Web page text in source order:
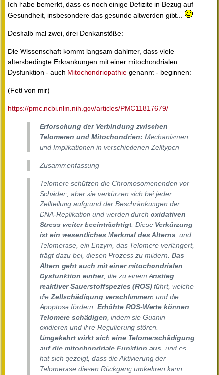
Ich habe bemerkt, dass es noch einige Defizite in Bezug auf
Gesundheit, insbesondere das gesunde altwerden gibt...
Deshalb mal zwei, drei Denkanstöße:
Die Wissenschaft kommt langsam dahinter, dass viele
altersbedingte Erkrankungen mit einer mitochondrialen
Dysfunktion - auch Mitochondriopathie genannt - beginnen:
(Fett von mir)
https://pmc.ncbi.nlm.nih.gov/articles/PMC11817679/
Erforschung der Verbindung zwischen
Telomeren und Mitochondrien: Mechanismen
und Implikationen in verschiedenen Zelltypen
Zusammenfassung
Telomere schützen die Chromosomenenden vor
Schäden, aber sie verkürzen sich bei jeder
Zellteilung aufgrund der Beschränkungen der
DNA-Replikation und werden durch oxidativen
Stress weiter beeinträchtigt. Diese Verkürzung
ist ein wesentliches Merkmal des Alterns, und
Telomerase, ein Enzym, das Telomere verlängert,
trägt dazu bei, diesen Prozess zu mildern. Das
Altern geht auch mit einer mitochondrialen
Dysfunktion einher, die zu einem Anstieg
reaktiver Sauerstoffspezies (ROS) führt, welche
dieZellschädigung verschlimmern und die
Apoptose fördern. Erhöhte ROS-Werte können
Telomere schädigen, indem sie Guanin
oxidieren und ihre Regulierung stören.
Umgekehrt wirkt sich eine Telomerschädigung
auf die mitochondriale Funktion aus, und es
hat sich gezeigt, dass die Aktivierung der
Telomerase diesen Rückgang umkehren kann.